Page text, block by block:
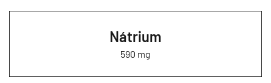
Nátrium
590 mg